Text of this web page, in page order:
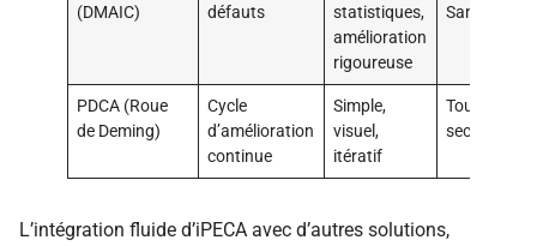
(DMAIC)
défauts
statistiques,
amélioration
rigoureuse
Santé
PDCA (Roue
de Deming)
Cycle
d’amélioration
continue
Simple,
visuel,
itératif
Tous
secteurs
L’intégration fluide d’iPECA avec d’autres solutions,